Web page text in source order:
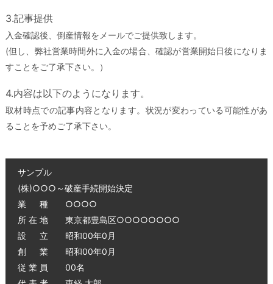
3.記事提供
入金確認後、倒産情報をメールでご提供致します。
(但し、弊社営業時間外に入金の場合、確認が営業開始日後になりま
すことをご了承下さい。）
4.内容は以下のようになります。
取材時点での記事内容となります。状況が変わっている可能性があ
ることを予めご了承下さい。
サンプル
(株)○○○～破産手続開始決定
業 種 ○○○○
所 在 地 東京都豊島区○○○○○○○○
設 立 昭和00年0月
創 業 昭和00年0月
従 業 員 00名